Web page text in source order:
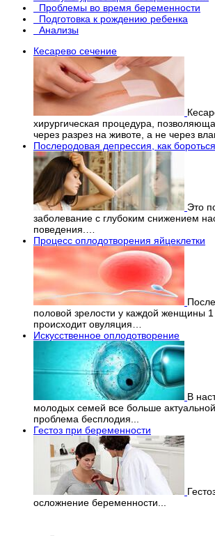
Проблемы во время беременности
Подготовка к рождению ребенка
Анализы
Кесарево сечение
хирургическая процедура,
через разрез на животе, а не через
Послеродовая депрессия, как
Это
заболевание с глубоким снижением
поведения.…
Процесс оплодотворения яйцеклетки
половой зрелости у каждой женщины
происходит овуляция…
Искусственное оплодотворение
В
молодых семей все больше актуальной
проблема бесплодия...
Гестоз при беременности
осложнение беременности...